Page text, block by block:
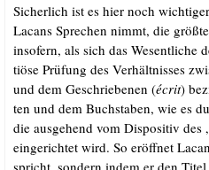
Sicher­lich ist es hier noch
Lacans Spre­chen nimmt, die
inso­fern, als sich das Wesent­li­che
tiö­se Prü­fung des Ver­hält­nis­ses
und dem Geschrie­be­nen (écrit)
ten und dem Buch­sta­ben, wie es
die aus­ge­hend vom Dis­po­si­tiv des
ein­ge­rich­tet wird. So eröff­net
spricht, son­dern indem er den